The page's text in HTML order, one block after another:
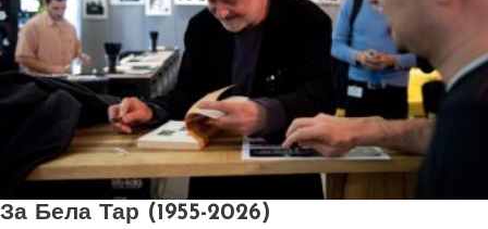
За Бела Тар (1955-2026)